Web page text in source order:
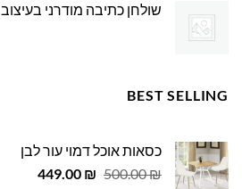
שולחן כתיבה מודרני בעיצוב
BEST SELLING
כסאות אוכל דמוי עור לבן
500.00₪
המחיר
449.00 ₪
המחיר